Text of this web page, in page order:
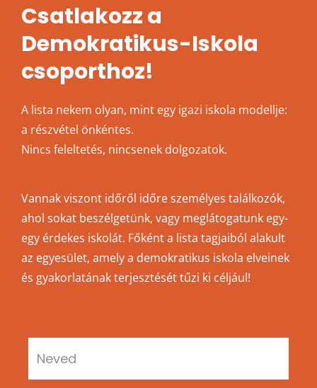
Csatlakozz a
Demokratikus-Iskola
csoporthoz!
A lista nekem olyan, mint egy igazi iskola modellje:
a részvétel önkéntes.
Nincs feleltetés, nincsenek dolgozatok.
Vannak viszont időről időre személyes találkozók,
ahol sokat beszélgetünk, vagy meglátogatunk egy-
egy érdekes iskolát. Főként a lista tagjaiból alakult
az egyesület, amely a demokratikus iskola elveinek
és gyakorlatának terjesztését tűzi ki céljául!